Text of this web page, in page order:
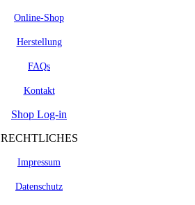
Online-Shop
Herstellung
FAQs
Kontakt
Shop Log-in
RECHTLICHES
Impressum
Datenschutz